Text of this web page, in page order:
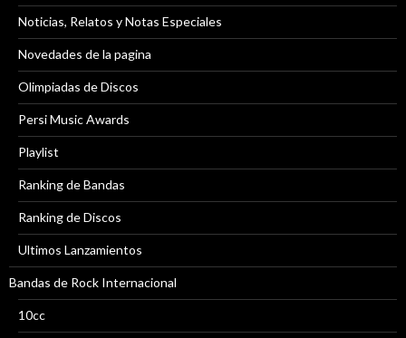
Noticias, Relatos y Notas Especiales
Novedades de la pagina
Olimpiadas de Discos
Persi Music Awards
Playlist
Ranking de Bandas
Ranking de Discos
Ultimos Lanzamientos
Bandas de Rock Internacional
10cc